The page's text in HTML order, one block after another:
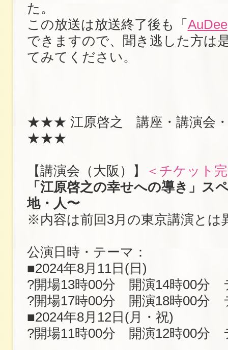
た。
この放送は放送終了後も「 AuDee
できますので、聞き逃した方は
てみてください。
★★★ 江原啓之 講座・講演会・
★★★
【講演会（大阪）】
＜チケット
「江原啓之の幸せへの導き」ス
地・人〜
※内容は前回3月の東京講演とは
公演日時・テーマ：
■2024年8月11日(日)
?開場13時00分 開演14時00分
?開場17時00分 開演18時00分
■2024年8月12日(月・祝)
?開場11時00分 開演12時00分